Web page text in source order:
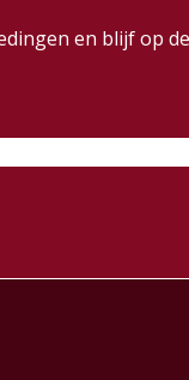
en blijf op